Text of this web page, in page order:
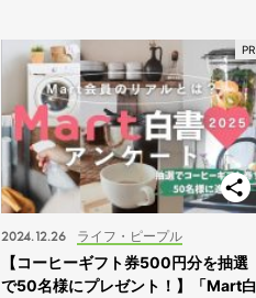
ライフ・ピープル
2024.12.26
【コーヒーギフト券500円分を抽選
で50名様にプレゼント！】「Mart白